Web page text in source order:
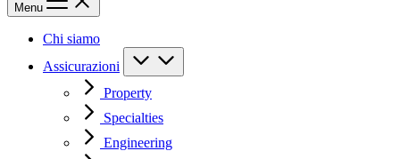
Menu
Chi siamo
Assicurazioni
Property
Specialties
Engineering